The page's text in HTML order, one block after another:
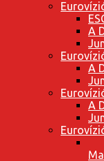
A
A
A